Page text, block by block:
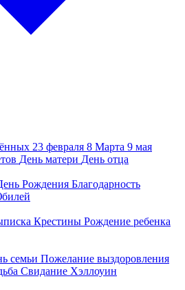
23 февраля 8 Марта 9 мая
День матери День отца
Рождения Благодарность
Крестины Рождение ребенка
семьи Пожелание выздоровления
Свидание Хэллоуин